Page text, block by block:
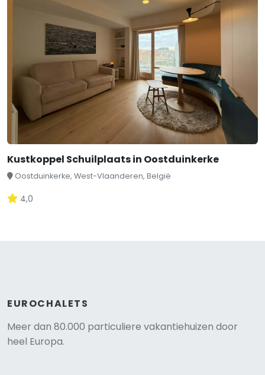
Kustkoppel Schuilplaats in Oostduinkerke
Oostduinkerke, West-Vlaanderen, België
4,0
EUROCHALETS
Meer dan 80.000 particuliere vakantiehuizen door
heel Europa.